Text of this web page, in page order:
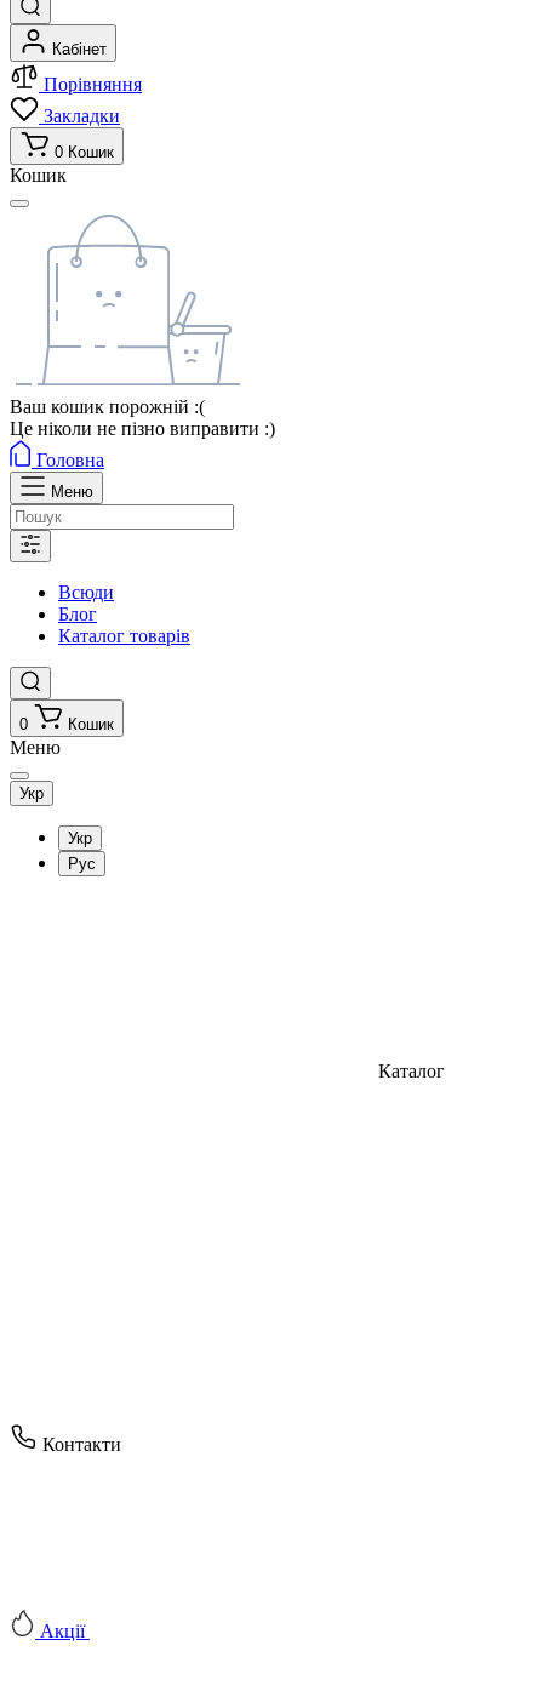
Кабінет
Порівняння
Закладки
0 Кошик
Кошик
Ваш кошик порожній :(
Це ніколи не пізно виправити :)
Головна
Меню
Всюди
Блог
Каталог товарів
0 Кошик
Меню
Укр
Укр
Рус
Каталог
Контакти
Акції